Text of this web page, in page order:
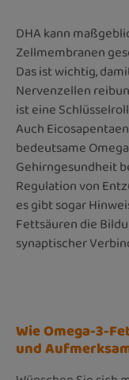
DHA kann
Zellmembranen
Das ist wichtig,
Nervenzellen
ist eine
Auch
bedeutsame
Gehirngesundheit
Regulation von
es gibt sogar
Fettsäuren die
synaptischer
Wie Omega-3-
und